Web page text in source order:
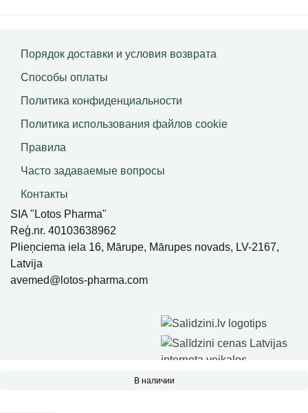
В наличии
Порядок доставки и условия возврата
Способы оплаты
Политика конфиденциальности
Политика использования файлов сookie
Правила
Часто задаваемые вопросы
Контакты
SIA "Lotos Pharma"
Reģ.nr. 40103638962
Plieņciema iela 16, Mārupe, Mārupes novads, LV-2167,
Latvija
avemed@lotos-pharma.com